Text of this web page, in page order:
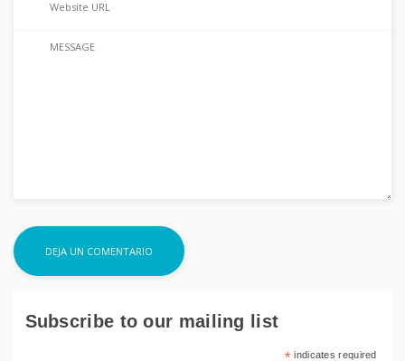
Subscribe to our mailing list
* indicates required